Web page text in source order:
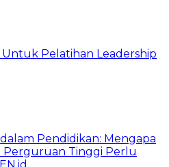
Pelatihan Leadership
Pendidikan: Mengapa
Perguruan Tinggi Perlu